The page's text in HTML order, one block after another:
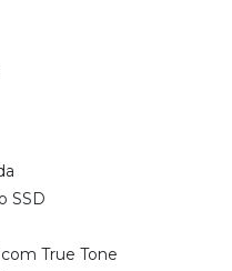
SSD
True Tone